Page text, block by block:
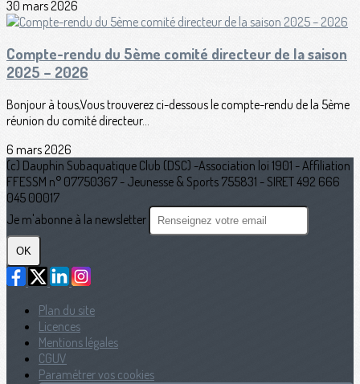
30 mars 2026
Compte-rendu du 5ème comité directeur de la saison
2025 – 2026
Bonjour à tous,Vous trouverez ci-dessous le compte-rendu de la 5ème
réunion du comité directeur...
6 mars 2026
(c) Dauphin Subaquatique Club (DSC) -Association loi 1901 - Affiliation
FFESSM n° 07750367 - Jeunesse & Sports 755831 - SIRET 492 666
045 00017
Je m'abonne à la newsletter
OK
Plan du site
Licences
Mentions légales
CGUV
Paramétrer vos cookies